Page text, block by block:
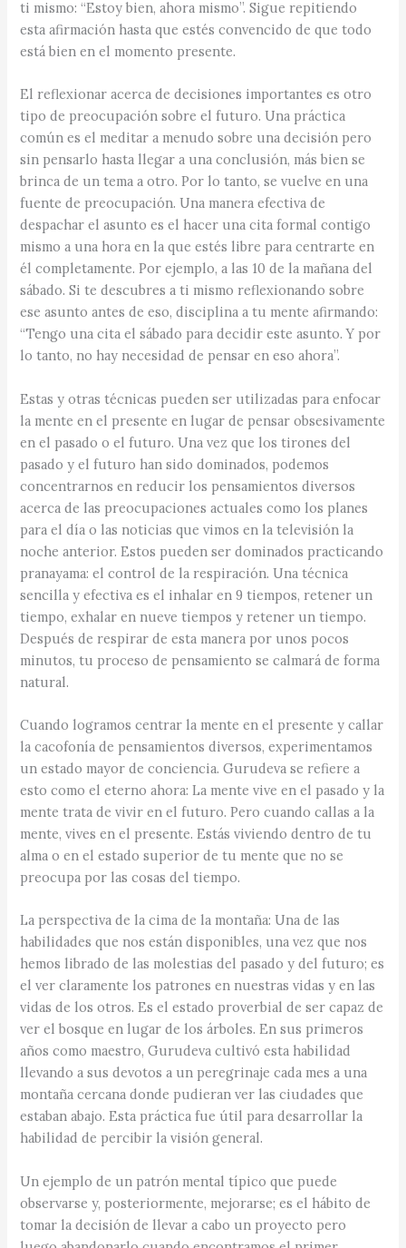
ti mismo: “Estoy bien, ahora mismo”. Sigue repitiendo
esta afirmación hasta que estés convencido de que todo
está bien en el momento presente.
El reflexionar acerca de decisiones importantes es otro
tipo de preocupación sobre el futuro. Una práctica
común es el meditar a menudo sobre una decisión pero
sin pensarlo hasta llegar a una conclusión, más bien se
brinca de un tema a otro. Por lo tanto, se vuelve en una
fuente de preocupación. Una manera efectiva de
despachar el asunto es el hacer una cita formal contigo
mismo a una hora en la que estés libre para centrarte en
él completamente. Por ejemplo, a las 10 de la mañana del
sábado. Si te descubres a ti mismo reflexionando sobre
ese asunto antes de eso, disciplina a tu mente afirmando:
“Tengo una cita el sábado para decidir este asunto. Y por
lo tanto, no hay necesidad de pensar en eso ahora”.
Estas y otras técnicas pueden ser utilizadas para enfocar
la mente en el presente en lugar de pensar obsesivamente
en el pasado o el futuro. Una vez que los tirones del
pasado y el futuro han sido dominados, podemos
concentrarnos en reducir los pensamientos diversos
acerca de las preocupaciones actuales como los planes
para el día o las noticias que vimos en la televisión la
noche anterior. Estos pueden ser dominados practicando
pranayama: el control de la respiración. Una técnica
sencilla y efectiva es el inhalar en 9 tiempos, retener un
tiempo, exhalar en nueve tiempos y retener un tiempo.
Después de respirar de esta manera por unos pocos
minutos, tu proceso de pensamiento se calmará de forma
natural.
Cuando logramos centrar la mente en el presente y callar
la cacofonía de pensamientos diversos, experimentamos
un estado mayor de conciencia. Gurudeva se refiere a
esto como el eterno ahora: La mente vive en el pasado y la
mente trata de vivir en el futuro. Pero cuando callas a la
mente, vives en el presente. Estás viviendo dentro de tu
alma o en el estado superior de tu mente que no se
preocupa por las cosas del tiempo.
La perspectiva de la cima de la montaña: Una de las
habilidades que nos están disponibles, una vez que nos
hemos librado de las molestias del pasado y del futuro; es
el ver claramente los patrones en nuestras vidas y en las
vidas de los otros. Es el estado proverbial de ser capaz de
ver el bosque en lugar de los árboles. En sus primeros
años como maestro, Gurudeva cultivó esta habilidad
llevando a sus devotos a un peregrinaje cada mes a una
montaña cercana donde pudieran ver las ciudades que
estaban abajo. Esta práctica fue útil para desarrollar la
habilidad de percibir la visión general.
Un ejemplo de un patrón mental típico que puede
observarse y, posteriormente, mejorarse; es el hábito de
tomar la decisión de llevar a cabo un proyecto pero